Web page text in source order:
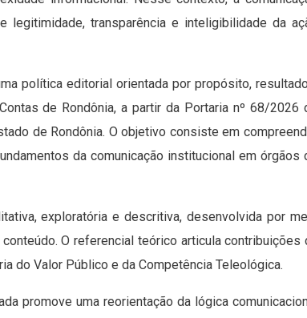
legitimidade, transparência e inteligibilidade da
política editorial orientada por propósito,
de Rondônia, a partir da Portaria nº 68/2026
de Rondônia. O objetivo consiste em
da comunicação institucional em órgãos
exploratória e descritiva, desenvolvida por
O referencial teórico articula contribuições
do Valor Público e da Competência Teleológica.
promove uma reorientação da lógica